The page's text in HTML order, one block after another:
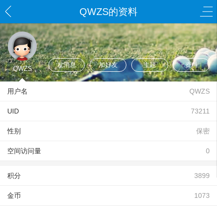
QWZS的资料
QWZS
发消息 加好友 主题 资料
用户名 QWZS
UID 73211
性别 保密
空间访问量 0
积分 3899
金币 1073